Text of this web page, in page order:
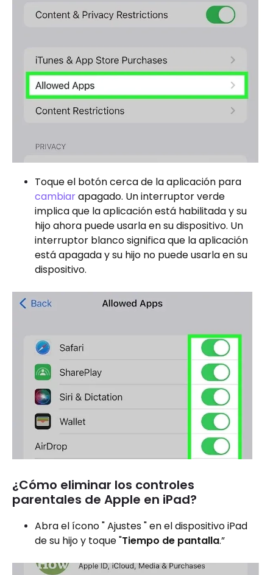
Toque el botón cerca de la aplicación para
cambiarapagado. Un interruptor verde
implica que la aplicación está habilitada y su
hijo ahora puede usarla en su dispositivo. Un
interruptor blanco significa que la aplicación
está apagada y su hijo no puede usarla en su
dispositivo.
¿Cómo eliminar los controles
parentales de Apple en iPad?
Abra el ícono " Ajustes " en el dispositivo iPad
de su hijo y toque "Tiempo de pantalla.”